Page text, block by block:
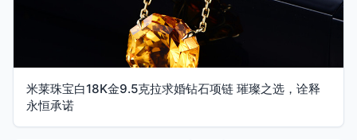
米莱珠宝白18K金9.5克拉求婚钻石项链 璀璨之选，诠释
永恒承诺